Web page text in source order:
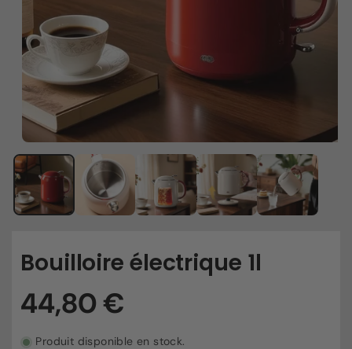
Bouilloire électrique 1l
Produit disponible en stock.